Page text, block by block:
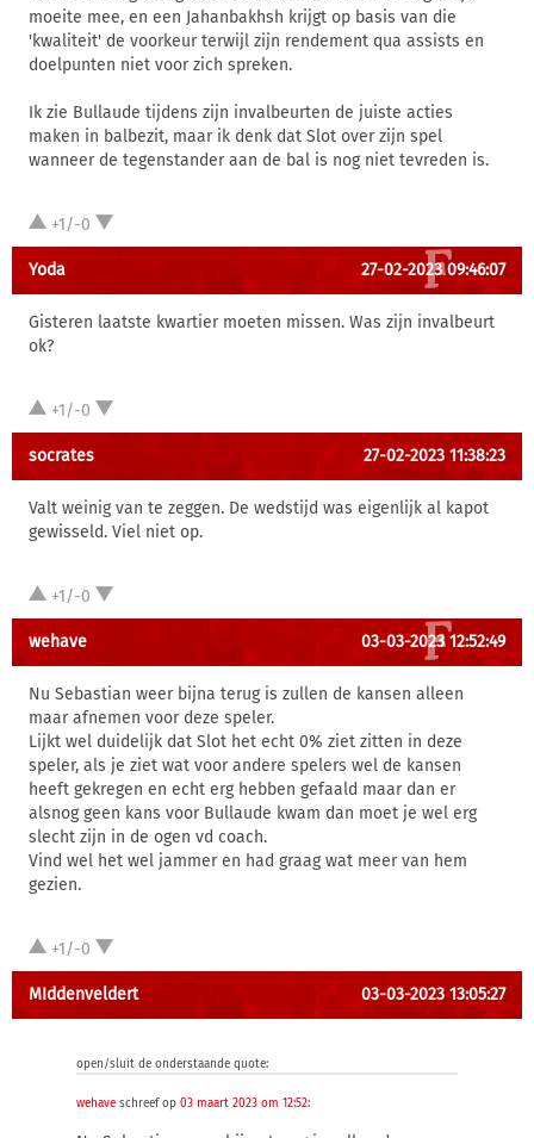
moeite mee, en een Jahanbakhsh krijgt op basis van die
'kwaliteit' de voorkeur terwijl zijn rendement qua assists en
doelpunten niet voor zich spreken.
Ik zie Bullaude tijdens zijn invalbeurten de juiste acties
maken in balbezit, maar ik denk dat Slot over zijn spel
wanneer de tegenstander aan de bal is nog niet tevreden is.
+1/-0
Yoda 27-02-2023 09:46:07
Gisteren laatste kwartier moeten missen. Was zijn invalbeurt
ok?
+1/-0
socrates 27-02-2023 11:38:23
Valt weinig van te zeggen. De wedstijd was eigenlijk al kapot
gewisseld. Viel niet op.
+1/-0
wehave 03-03-2023 12:52:49
Nu Sebastian weer bijna terug is zullen de kansen alleen
maar afnemen voor deze speler.
Lijkt wel duidelijk dat Slot het echt 0% ziet zitten in deze
speler, als je ziet wat voor andere spelers wel de kansen
heeft gekregen en echt erg hebben gefaald maar dan er
alsnog geen kans voor Bullaude kwam dan moet je wel erg
slecht zijn in de ogen vd coach.
Vind wel het wel jammer en had graag wat meer van hem
gezien.
+1/-0
MIddenveldert 03-03-2023 13:05:27
open/sluit de onderstaande quote:
wehave schreef op 03 maart 2023 om 12:52: